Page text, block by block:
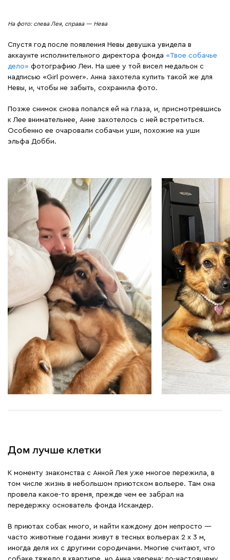
На фото: слева Лея, справа — Нева
Спустя год после появления Невы девушка увидела в
аккаунте исполнительного директора фонда «Твое собачье
дело» фотографию Леи. На шее у той висел медальон с
надписью «Girl power». Анна захотела купить такой же для
Невы, и, чтобы не забыть, сохранила фото.
Позже снимок снова попался ей на глаза, и, присмотревшись
к Лее внимательнее, Анне захотелось с ней встретиться.
Особенно ее очаровали собачьи уши, похожие на уши
эльфа Добби.
Дом лучше клетки
К моменту знакомства с Анной Лея уже многое пережила, в
том числе жизнь в небольшом приютском вольере. Там она
провела какое-то время, прежде чем ее забрал на
передержку основатель фонда Искандер.
В приютах собак много, и найти каждому дом непросто —
часто животные годами живут в тесных вольерах 2 х 3 м,
иногда деля их с другими сородичами. Многие считают, что